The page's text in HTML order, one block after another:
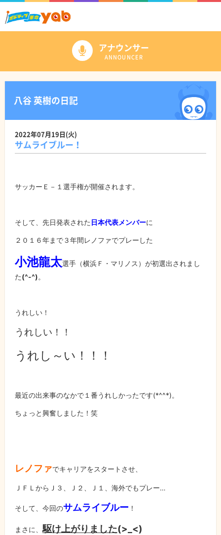
アナウンサー
ANNOUNCER
八谷 英樹の日記
2022年07月19日(火)
サムライブルー！
サッカーＥ－１選手権が開催されます。
そして、先日発表された 日本代表メンバーに
２０１６年まで３年間レノファでプレーした
小池龍太選手（横浜Ｆ・マリノス）が初選出されまし
た(^-^)。
うれしい！
うれしい！！
うれし～い！！！
最近の出来事のなかで１番うれしかったです(*^^*)。
ちょっと興奮しました！笑
レノファでキャリアをスタートさせ、
ＪＦＬからＪ３、Ｊ２、Ｊ１、海外でもプレー…
そして、今回のサムライブルー ！
まさに、駆け上がりました(>_<)